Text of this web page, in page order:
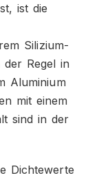
ist die
Silizium-
der Regel in
Aluminium
mit einem
sind in der
Dichtewerte